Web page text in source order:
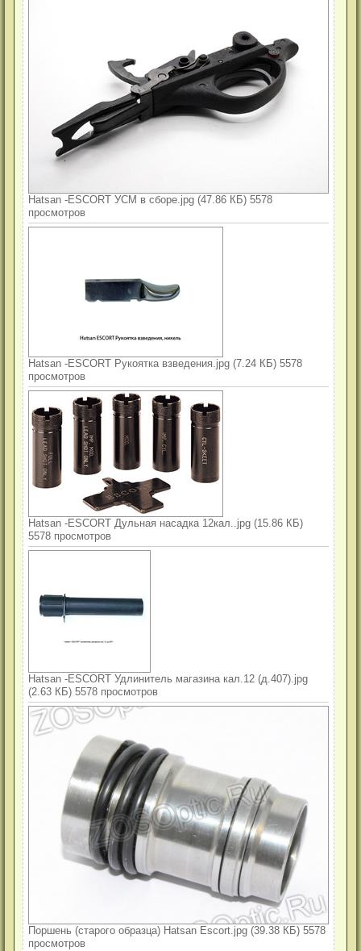
Hatsan -ESCORT УСМ в сборе.jpg (47.86 КБ) 5578
просмотров
Hatsan -ESCORT Рукоятка взведения.jpg (7.24 КБ) 5578
просмотров
Hatsan -ESCORT Дульная насадка 12кал..jpg (15.86 КБ)
5578 просмотров
Hatsan -ESCORT Удлинитель магазина кал.12 (д.407).jpg
(2.63 КБ) 5578 просмотров
Поршень (старого образца) Hatsan Escort.jpg (39.38 КБ) 5578
просмотров